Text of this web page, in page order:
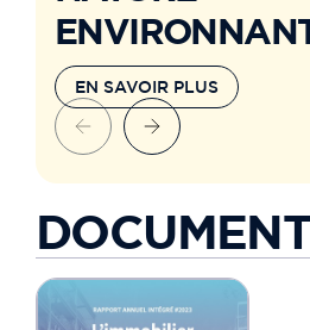
EN SAVOIR PLUS